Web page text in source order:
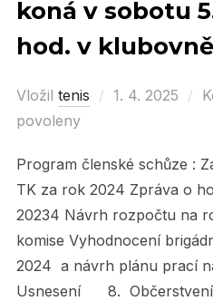
koná v sobotu
hod. v
Vložil tenis
Posted
1. 4. 2025
povoleny
Program členské schůze :
TK za rok 2024 Zpráva o
20234 Návrh rozpočtu na
komise Vyhodnocení
2024 a návrh plánu prací
Usnesení 8.